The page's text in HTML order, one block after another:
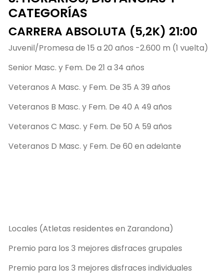
CATEGORÍAS
CARRERA ABSOLUTA (5,2K) 21:00
Juvenil/Promesa de 15 a 20 años -2.600 m (1 vuelta)
Senior Masc. y Fem. De 21 a 34 años
Veteranos A Masc. y Fem. De 35 A 39 años
Veteranos B Masc. y Fem. De 40 A 49 años
Veteranos C Masc. y Fem. De 50 A 59 años
Veteranos D Masc. y Fem. De 60 en adelante
Locales (Atletas residentes en Zarandona)
Premio para los 3 mejores disfraces grupales
Premio para los 3 mejores disfraces individuales